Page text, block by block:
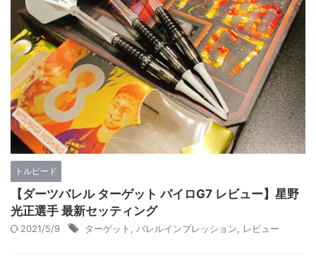
トルピード
【ダーツバレル ターゲット パイロG7 レビュー】星野
光正選手 最新セッティング
2021/5/9 ターゲット バレルインプレッション レビュー